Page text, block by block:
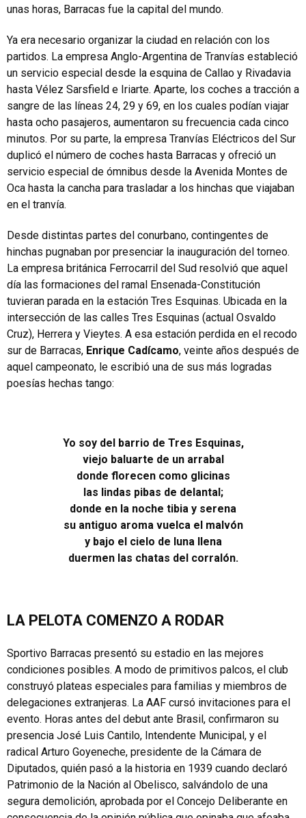
unas horas, Barracas fue la capital del mundo.
Ya era necesario organizar la ciudad en relación con los
partidos. La empresa Anglo-Argentina de Tranvías estableció
un servicio especial desde la esquina de Callao y Rivadavia
hasta Vélez Sarsfield e Iriarte. Aparte, los coches a tracción a
sangre de las líneas 24, 29 y 69, en los cuales podían viajar
hasta ocho pasajeros, aumentaron su frecuencia cada cinco
minutos. Por su parte, la empresa Tranvías Eléctricos del Sur
duplicó el número de coches hasta Barracas y ofreció un
servicio especial de ómnibus desde la Avenida Montes de
Oca hasta la cancha para trasladar a los hinchas que viajaban
en el tranvía.
Desde distintas partes del conurbano, contingentes de
hinchas pugnaban por presenciar la inauguración del torneo.
La empresa británica Ferrocarril del Sud resolvió que aquel
día las formaciones del ramal Ensenada-Constitución
tuvieran parada en la estación Tres Esquinas. Ubicada en la
intersección de las calles Tres Esquinas (actual Osvaldo
Cruz), Herrera y Vieytes. A esa estación perdida en el recodo
sur de Barracas, Enrique Cadícamo, veinte años después de
aquel campeonato, le escribió una de sus más logradas
poesías hechas tango:
Yo soy del barrio de Tres Esquinas,
viejo baluarte de un arrabal
donde florecen como glicinas
las lindas pibas de delantal;
donde en la noche tibia y serena
su antiguo aroma vuelca el malvón
y bajo el cielo de luna llena
duermen las chatas del corralón.
LA PELOTA COMENZO A RODAR
Sportivo Barracas presentó su estadio en las mejores
condiciones posibles. A modo de primitivos palcos, el club
construyó plateas especiales para familias y miembros de
delegaciones extranjeras. La AAF cursó invitaciones para el
evento. Horas antes del debut ante Brasil, confirmaron su
presencia José Luis Cantilo, Intendente Municipal, y el
radical Arturo Goyeneche, presidente de la Cámara de
Diputados, quién pasó a la historia en 1939 cuando declaró
Patrimonio de la Nación al Obelisco, salvándolo de una
segura demolición, aprobada por el Concejo Deliberante en